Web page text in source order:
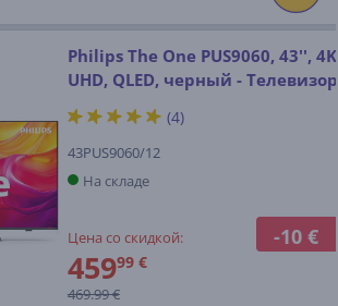
-10 €
Philips The One PUS9060, 43'', 4K
UHD, QLED, черный - Телевизор
(4)
43PUS9060/12
На складе
Цена со скидкой:
45999 €
469.99 €